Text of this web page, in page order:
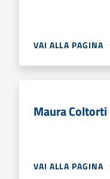
VAI ALLA PAGINA
Maura Coltorti
VAI ALLA PAGINA